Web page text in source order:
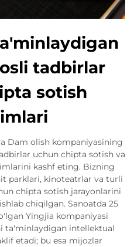
tadbirlar
sotish
Dam olish kompaniyasining
uchun chipta sotish va
kashf eting. Bizning
parklari, kinoteatrlar va turli
chipta sotish jarayonlarini
chiqilgan. Sanoatda 25
Yingjia kompaniyasi
ta'minlaydigan intellektual
etadi; bu esa mijozlar